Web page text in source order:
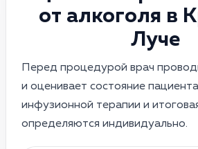
Прокапывание на
от алкоголя в
Луче
Перед процедурой врач
и оценивает состояние
инфузионной терапии и
определяются индивидуально.